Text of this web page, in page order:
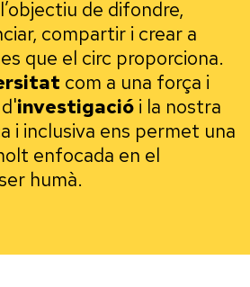
de difondre,
compartir i crear a
que el circ proporciona.
com a una força i
investigació i la nostra
i inclusiva ens permet una
enfocada en el
humà.